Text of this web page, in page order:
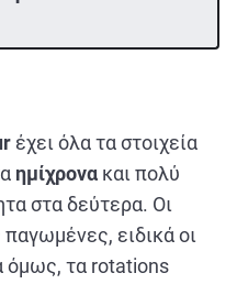
έχει όλα τα στοιχεία
ημίχρονα και πολύ
στα δεύτερα. Οι
ειδικά οι
όμως, τα rotations